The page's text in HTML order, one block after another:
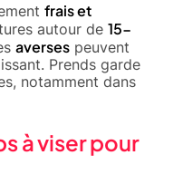
frais et
autour de 15-
averses peuvent
Prends garde
notamment dans
à viser pour